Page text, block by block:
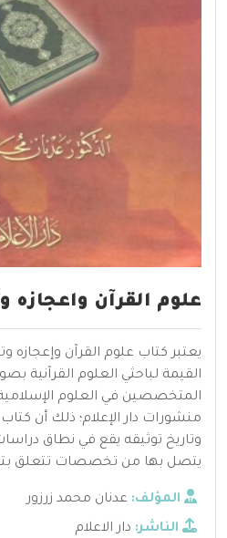
علوم القرآن واعجازه
يعتبر كتاب علوم القرآن وإعجازه
القيمة لباحثي العلوم القرآنية
المتخصصين في العلوم
منشورات دار الإعلام؛ ذلك أن
وتاريخ توثيقه يقع في نطاق
يتصل بها من تخصصات تتعلق
المؤلف: عدنان محمد زرزور
الناشر: دار الاعلام